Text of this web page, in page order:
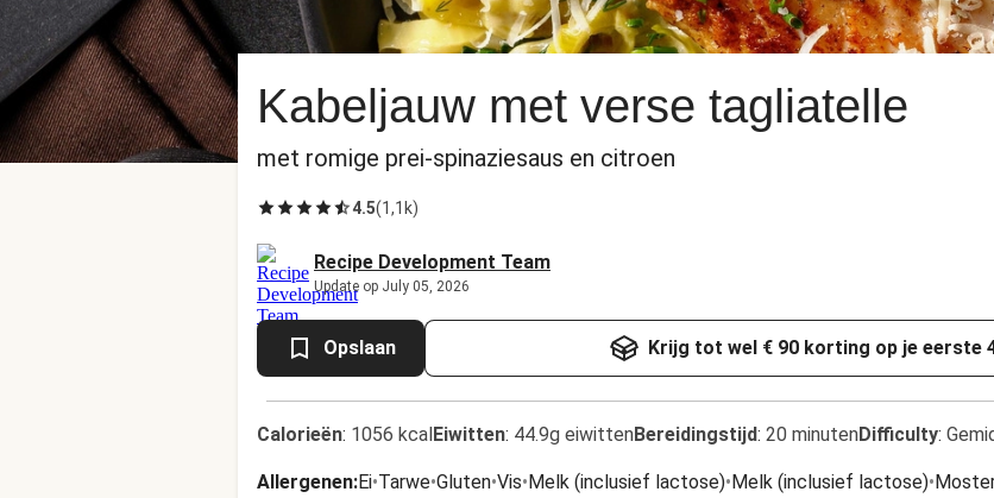
Kabeljauw met verse tagliatelle
met romige prei-spinaziesaus en citroen
4.5(1,1k)
Recipe Development Team
Update op July 05, 2026
Opslaan Krijg tot wel € 90 korting op je eerste
Calorieën: 1056 kcalEiwitten: 44.9g eiwittenBereidingstijd: 20 minutenDifficulty:
Allergenen:Ei•Tarwe•Gluten•Vis•Melk (inclusief lactose)•Melk (inclusief lactose)•